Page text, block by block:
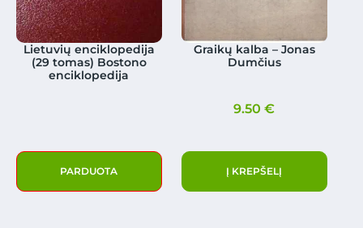
Lietuvių enciklopedija
(29 tomas) Bostono
enciklopedija
PARDUOTA
Graikų kalba – Jonas
Dumčius
9.50€
Į KREPŠELĮ